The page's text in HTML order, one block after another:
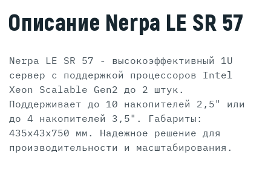
Описание Nerpa LE SR 57
Nerpa LE SR 57 - высокоэффективный 1U
сервер с поддержкой процессоров Intel
Xeon Scalable Gen2 до 2 штук.
Поддерживает до 10 накопителей 2,5" или
до 4 накопителей 3,5". Габариты:
435x43x750 мм. Надежное решение для
производительности и масштабирования.